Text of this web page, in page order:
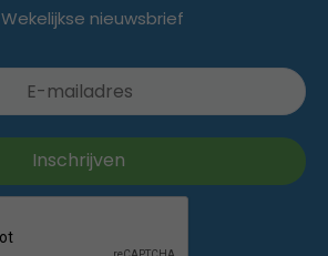
Wekelijkse nieuwsbrief